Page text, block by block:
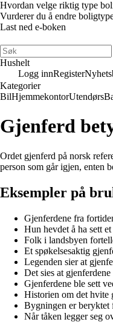
Hvordan velge riktig type
Vurderer du å endre
Last ned e-boken
Hushelt
Logg innRegister
Kategorier
BilHjemmekontorUtendørs
Gjenferd
Ordet gjenferd på norsk
person som går igjen, enten
Eksempler på
Gjenferdene fra
Hun hevdet å ha sett
Folk i landsbyen
Et spøkelsesaktig
Legenden sier at
Det sies at
Gjenferdene ble sett
Historien om det hvite
Bygningen er beryktet
Når tåken legger seg